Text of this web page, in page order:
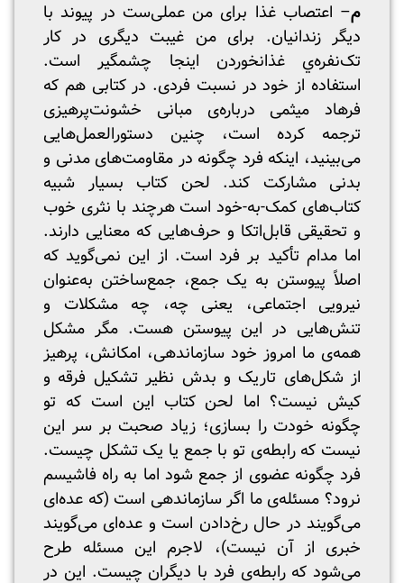
م– اعتصاب غذا برای من عملی‌ست در پیوند با
دیگر زندانیان. برای من غیبت دیگری در کار
تک‌نفره‌ي غذا‌نخوردن اینجا چشمگیر است.
استفاده از خود در نسبت فردی. در کتابی هم که
فرهاد میثمی درباره‌ی مبانی خشونت‌پرهیزی
ترجمه کرده است، چنین دستورالعمل‌هایی
می‌بینید، اینکه فرد چگونه در مقاومت‌های مدنی و
بدنی مشارکت کند. لحن کتاب بسیار شبیه
کتاب‌های کمک-‌به‌-‌خود است هرچند با نثری خوب
و تحقیقی قابل‌اتکا و حرف‌هایی که معنایی دارند.
اما مدام تأکید بر فرد است. از این نمی‌گوید که
اصلاً پیوستن به یک جمع، جمع‌ساختن به‌عنوان
نیرویی اجتماعی، یعنی چه، چه مشکلات و
تنش‌هایی در این پیوستن هست. مگر مشکل
همه‌ی ما امروز خود سازماندهی، امکانش، پرهیز
از شکل‌های تاریک و بدش نظیر تشکیل فرقه و
کیش نیست؟ اما لحن کتاب این است که تو
چگونه خودت را بسازی؛ زیاد صحبت بر سر این
نیست که رابطه‌ی تو با جمع یا یک تشکل چیست.
فرد چگونه عضوی از جمع شود اما به راه فاشیسم
نرود؟‌ مسئله‌ی ما اگر سازماندهی است (که عده‌ای
می‌گویند در حال رخ‌دادن است و عده‌ای می‌گویند
خبری از آن نیست)، لاجرم این مسئله طرح
می‌شود که رابطه‌ی فرد با دیگران چیست. این در